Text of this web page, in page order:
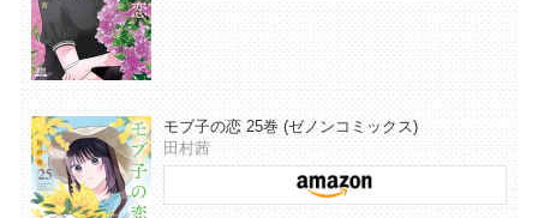
モブ子の恋 25巻 (ゼノンコミックス)
田村茜